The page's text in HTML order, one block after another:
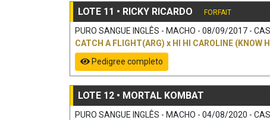
LOTE 11 • RICKY RICARDO FORFAIT
PURO SANGUE INGLÊS - MACHO - 08/09/2017 -
CATCH A FLIGHT(ARG) x HI HI CAROLINE (KNOW
Pedigree completo
LOTE 12 • MORTAL KOMBAT
PURO SANGUE INGLÊS - MACHO - 04/08/2020 -